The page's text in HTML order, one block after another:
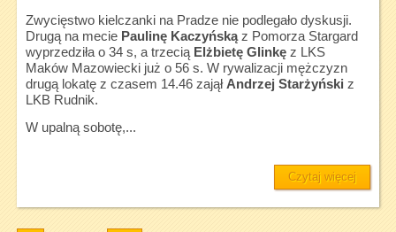
Zwycięstwo kielczanki na Pradze nie podlegało dyskusji.
Drugą na mecie Paulinę Kaczyńskąz Pomorza Stargard
wyprzedziła o 34 s, a trzecią Elżbietę Glinkęz LKS
Maków Mazowiecki już o 56 s. W rywalizacji mężczyzn
drugą lokatę z czasem 14.46 zajął Andrzej Starżyński z
LKB Rudnik.
W upalną sobotę,...
Czytaj więcej